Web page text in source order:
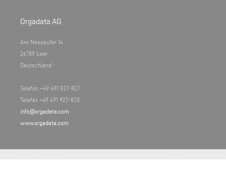
Orgadata AG
Am Nesseufer 14
26789 Leer
Deutschland
Telefon +49 491 927-827
Telefax +49 491 927-828
info@orgadata.com
www.orgadata.com